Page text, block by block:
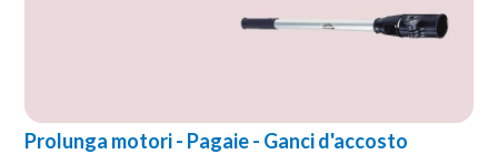
Prolunga motori - Pagaie - Ganci d'accosto